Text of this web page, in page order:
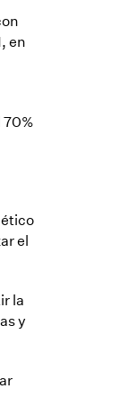
en
70%
el
la
y